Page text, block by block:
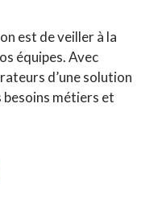
est de veiller à la
équipes. Avec
d’une solution
métiers et